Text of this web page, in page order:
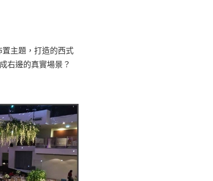
主題，打造的西式
右邊的真實場景？